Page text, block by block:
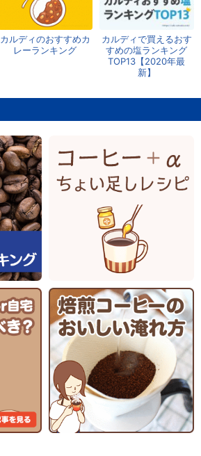
カルディのおすすめカ
レーランキング
カルディで買えるおす
すめの塩ランキング
TOP13【2020年最
新】